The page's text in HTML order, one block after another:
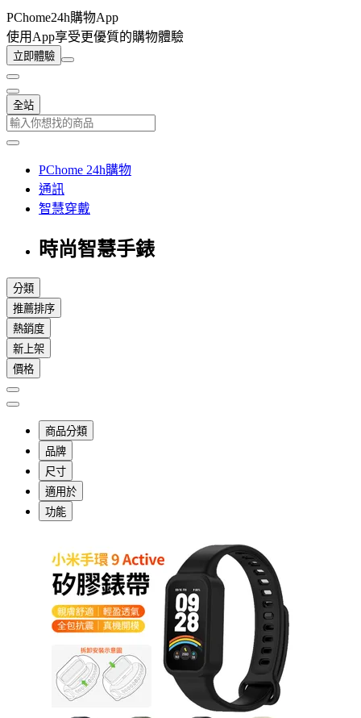
PChome24h購物App
使用App享受更優質的購物體驗
立即體驗
全站
PChome 24h購物
通訊
智慧穿戴
時尚智慧手錶
分類
推薦排序
熱銷度
新上架
價格
商品分類
品牌
尺寸
適用於
功能